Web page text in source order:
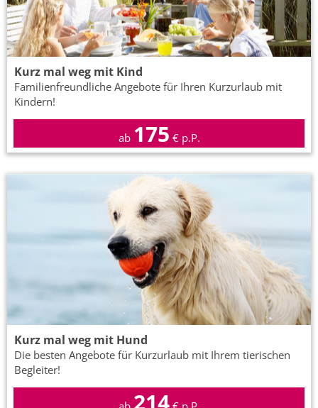
Kurz mal weg mit Kind
Familienfreundliche Angebote für Ihren Kurzurlaub mit
Kindern!
ab 175 € p.P.
Kurz mal weg mit Hund
Die besten Angebote für Kurzurlaub mit Ihrem tierischen
Begleiter!
214